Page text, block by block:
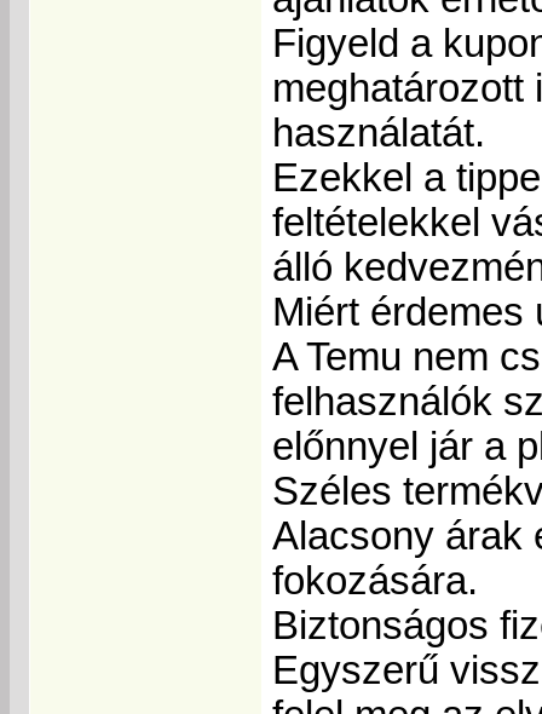
Figyeld a
meghatározott
használatát.
Ezekkel a
feltételekkel
álló
Miért érdemes
A Temu nem
felhasználók
előnnyel jár a
Széles
Alacsony árak
fokozására.
Biztonságos
Egyszerű